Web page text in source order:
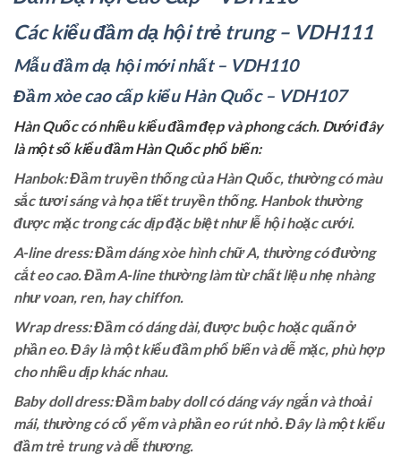
Các kiểu đầm dạ hội trẻ trung – VDH111
Mẫu đầm dạ hội mới nhất – VDH110
Đầm xòe cao cấp kiểu Hàn Quốc – VDH107
Hàn Quốc có nhiều kiểu đầm đẹp và phong cách. Dưới đây
là một số kiểu đầm Hàn Quốc phổ biến:
Hanbok: Đầm truyền thống của Hàn Quốc, thường có màu
sắc tươi sáng và họa tiết truyền thống. Hanbok thường
được mặc trong các dịp đặc biệt như lễ hội hoặc cưới.
A-line dress: Đầm dáng xòe hình chữ A, thường có đường
cắt eo cao. Đầm A-line thường làm từ chất liệu nhẹ nhàng
như voan, ren, hay chiffon.
Wrap dress: Đầm có dáng dài, được buộc hoặc quấn ở
phần eo. Đây là một kiểu đầm phổ biến và dễ mặc, phù hợp
cho nhiều dịp khác nhau.
Baby doll dress: Đầm baby doll có dáng váy ngắn và thoải
mái, thường có cổ yếm và phần eo rút nhỏ. Đây là một kiểu
đầm trẻ trung và dễ thương.